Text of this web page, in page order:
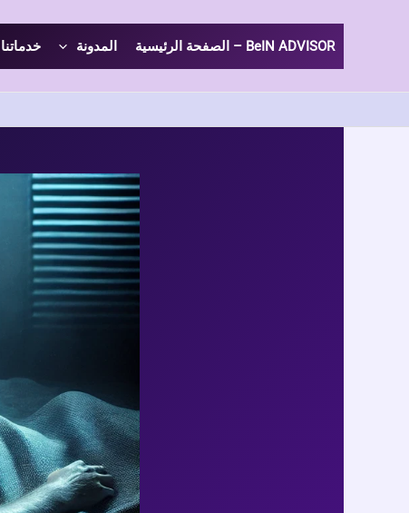
BeIN ADVISOR – الصفحة الرئيسية المدونة خدماتنا